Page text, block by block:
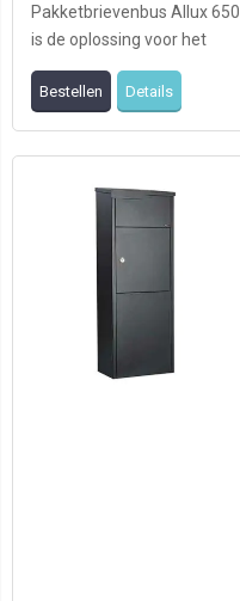
Pakketbrievenbus Allux 650
is de oplossing voor het
ontvangen van grote
hoeveelheden post ...
Bestellen Details